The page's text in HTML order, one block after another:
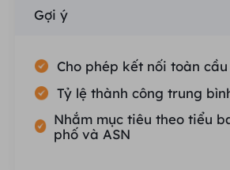
Gợi ý
Cho phép kết nối toàn cầu
Tỷ lệ thành công trung
Nhắm mục tiêu theo tiểu
phố và ASN